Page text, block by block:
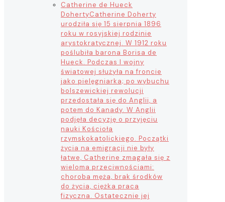
Catherine de Hueck
DohertyCatherine Doherty
urodziła się 15 sierpnia 1896
roku w rosyjskiej rodzinie
arystokratycznej. W 1912 roku
poślubiła barona Borisa de
Hueck. Podczas I wojny
światowej służyła na froncie
jako pielęgniarka; po wybuchu
bolszewickiej rewolucji
przedostała się do Anglii, a
potem do Kanady. W Anglii
podjęła decyzję o przyjęciu
nauki Kościoła
rzymskokatolickiego. Początki
życia na emigracji nie były
łatwe, Catherine zmagała się z
wieloma przeciwnościami:
choroba męża, brak środków
do życia, ciężka praca
fizyczna. Ostatecznie jej